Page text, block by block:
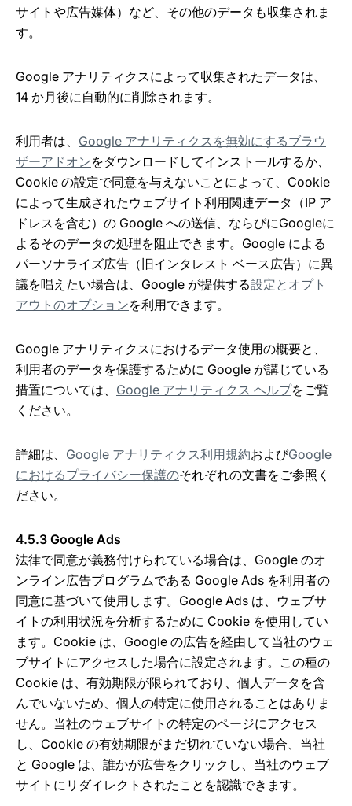
サイトや広告媒体）など、その他のデータも収集されま
す。
Google アナリティクスによって収集されたデータは、
14 か月後に自動的に削除されます。
利用者は、 Google アナリティクスを無効にするブラウ
ザーアドオンをダウンロードしてインストールするか、
Cookie の設定で同意を与えないことによって、Cookie
によって生成されたウェブサイト利用関連データ（IP ア
ドレスを含む）の Google への送信、ならびにGoogleに
よるそのデータの処理を阻止できます。Google による
パーソナライズ広告（旧インタレスト ベース広告）に異
議を唱えたい場合は、Google が提供する設定とオプト
アウトのオプションを利用できます。
Google アナリティクスにおけるデータ使用の概要と、
利用者のデータを保護するために Google が講じている
措置については、 Google アナリティクス ヘルプをご覧
ください。
詳細は、 Google アナリティクス利用規約およびGoogle
におけるプライバシー保護のそれぞれの文書をご参照く
ださい。
4.5.3 Google Ads
法律で同意が義務付けられている場合は、Google のオ
ンライン広告プログラムである Google Ads を利用者の
同意に基づいて使用します。Google Ads は、ウェブサ
イトの利用状況を分析するために Cookie を使用してい
ます。Cookie は、Google の広告を経由して当社のウェ
ブサイトにアクセスした場合に設定されます。この種の
Cookie は、有効期限が限られており、個人データを含
んでいないため、個人の特定に使用されることはありま
せん。当社のウェブサイトの特定のページにアクセス
し、Cookie の有効期限がまだ切れていない場合、当社
と Google は、誰かが広告をクリックし、当社のウェブ
サイトにリダイレクトされたことを認識できます。